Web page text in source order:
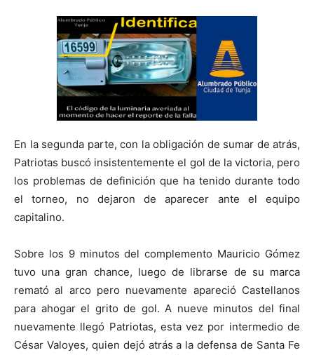
En la segunda parte, con la obligación de sumar de atrás,
Patriotas buscó insistentemente el gol de la victoria, pero
los problemas de definición que ha tenido durante todo
el torneo, no dejaron de aparecer ante el equipo
capitalino.
Sobre los 9 minutos del complemento Mauricio Gómez
tuvo una gran chance, luego de librarse de su marca
remató al arco pero nuevamente apareció Castellanos
para ahogar el grito de gol. A nueve minutos del final
nuevamente llegó Patriotas, esta vez por intermedio de
César Valoyes, quien dejó atrás a la defensa de Santa Fe